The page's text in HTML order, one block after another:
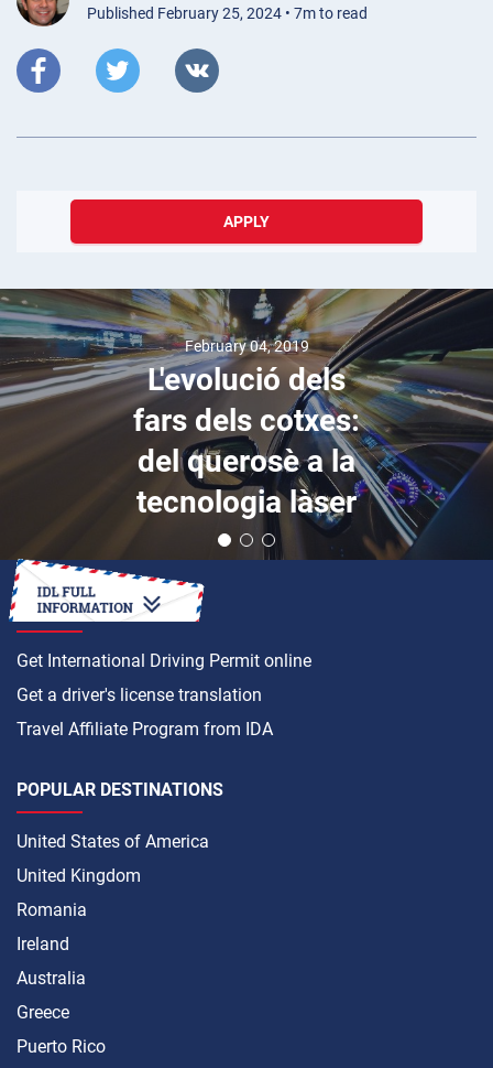
Published February 25, 2024 • 7m to read
APPLY
February 04, 2019
L'evolució dels
fars dels cotxes:
del querosè a la
tecnologia làser
HOW TO
Get International Driving Permit online
Get a driver's license translation
Travel Affiliate Program from IDA
POPULAR DESTINATIONS
United States of America
United Kingdom
Romania
Ireland
Australia
Greece
Puerto Rico